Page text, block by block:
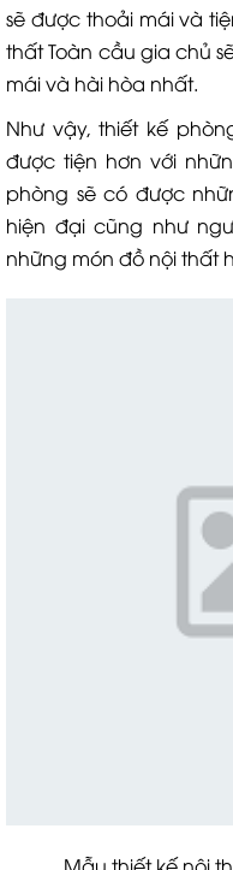
sẽ được thoải mái và
thất Toàn cầu gia chủ
mái và hài hòa nhất.
Như vậy, thiết kế
được tiện hơn với
phòng sẽ có được
hiện đại cũng như
những món đồ nội thất